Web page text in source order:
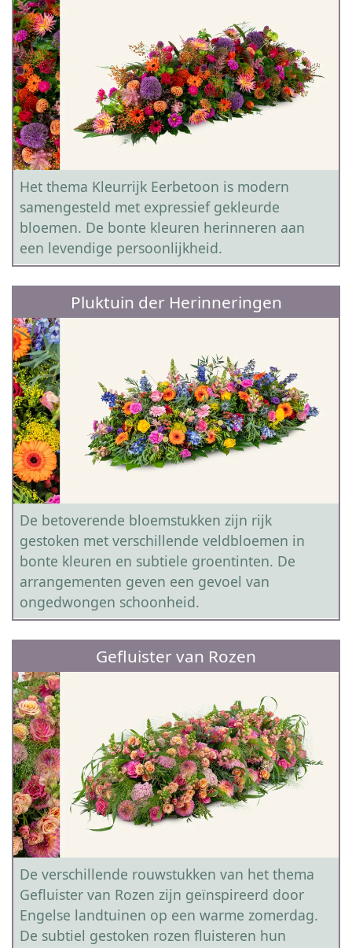
Het thema Kleurrijk Eerbetoon is modern
samengesteld met expressief gekleurde
bloemen. De bonte kleuren herinneren aan
een levendige persoonlijkheid.
Pluktuin der Herinneringen
De betoverende bloemstukken zijn rijk
gestoken met verschillende veldbloemen in
bonte kleuren en subtiele groentinten. De
arrangementen geven een gevoel van
ongedwongen schoonheid.
Gefluister van Rozen
De verschillende rouwstukken van het thema
Gefluister van Rozen zijn geïnspireerd door
Engelse landtuinen op een warme zomerdag.
De subtiel gestoken rozen fluisteren hun